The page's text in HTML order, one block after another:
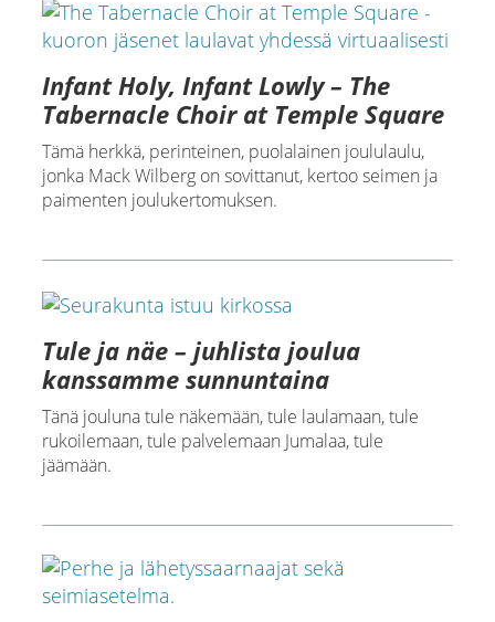
Infant Holy, Infant Lowly – The
Tabernacle Choir at Temple Square
Tämä herkkä, perinteinen, puolalainen joululaulu,
jonka Mack Wilberg on sovittanut, kertoo seimen ja
paimenten joulukertomuksen.
Tule ja näe – juhlista joulua
kanssamme sunnuntaina
Tänä jouluna tule näkemään, tule laulamaan, tule
rukoilemaan, tule palvelemaan Jumalaa, tule
jäämään.